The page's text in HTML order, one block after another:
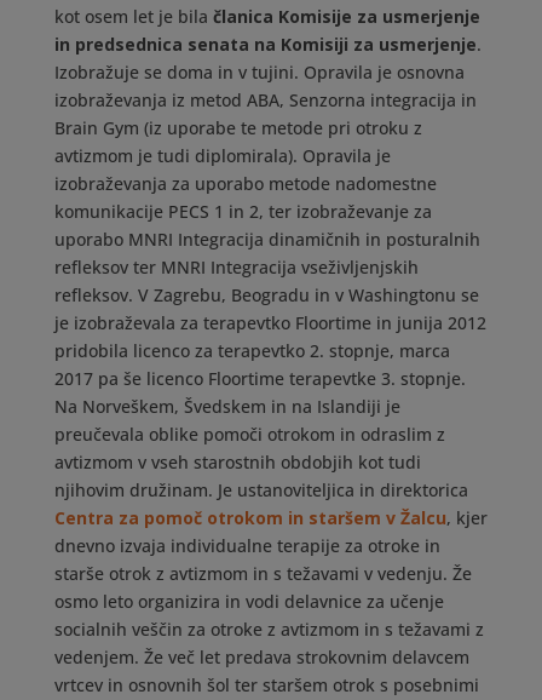
kot osem let je bila članica Komisije za usmerjenje
in predsednica senata na Komisiji za usmerjenje.
Izobražuje se doma in v tujini. Opravila je osnovna
izobraževanja iz metod ABA, Senzorna integracija in
Brain Gym (iz uporabe te metode pri otroku z
avtizmom je tudi diplomirala). Opravila je
izobraževanja za uporabo metode nadomestne
komunikacije PECS 1 in 2, ter izobraževanje za
uporabo MNRI Integracija dinamičnih in posturalnih
refleksov ter MNRI Integracija vseživljenjskih
refleksov. V Zagrebu, Beogradu in v Washingtonu se
je izobraževala za terapevtko Floortime in junija 2012
pridobila licenco za terapevtko 2. stopnje, marca
2017 pa še licenco Floortime terapevtke 3. stopnje.
Na Norveškem, Švedskem in na Islandiji je
preučevala oblike pomoči otrokom in odraslim z
avtizmom v vseh starostnih obdobjih kot tudi
njihovim družinam. Je ustanoviteljica in direktorica
Centra za pomoč otrokom in staršem v Žalcu, kjer
dnevno izvaja individualne terapije za otroke in
starše otrok z avtizmom in s težavami v vedenju. Že
osmo leto organizira in vodi delavnice za učenje
socialnih veščin za otroke z avtizmom in s težavami z
vedenjem. Že več let predava strokovnim delavcem
vrtcev in osnovnih šol ter staršem otrok s posebnimi